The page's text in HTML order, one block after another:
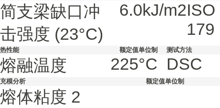
简支梁缺口冲
击强度 (23°C)
6.0kJ/m2ISO
179
热性能 额定值单位制 测试方法
熔融温度 225°C DSC
充模分析 额定值单位制
熔体粘度 2